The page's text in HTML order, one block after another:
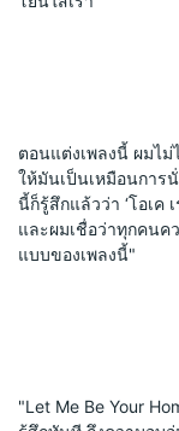
ตอนแต่งเพลงนี้ ผมไ
ให้มันเป็นเหมือนการ
นี้ก็รู้สึกแล้วว่า ‘โอเค
และผมเชื่อว่าทุกคนค
แบบของเพลงนี้"
"Let Me Be Your